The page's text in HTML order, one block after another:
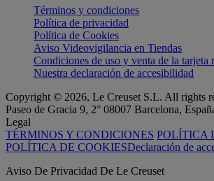
Términos y condiciones
Política de privacidad
Política de Cookies
Aviso Videovigilancia en Tiendas
Condiciones de uso y venta de la tarjeta
Nuestra declaración de accesibilidad
Copyright © 2026, Le Creuset S.L. All rights
Paseo de Gracia 9, 2° 08007 Barcelona,
Legal
TÉRMINOS Y CONDICIONES POLÍTICA
POLÍTICA DE COOKIESDeclaración de
Aviso De Privacidad De Le Creuset